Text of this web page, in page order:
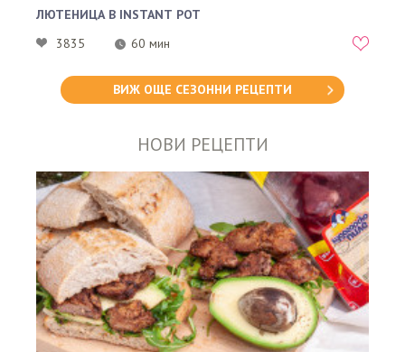
ЛЮТЕНИЦА В INSTANT POT
3835
60 мин
ВИЖ ОЩЕ СЕЗОННИ РЕЦЕПТИ
НОВИ РЕЦЕПТИ